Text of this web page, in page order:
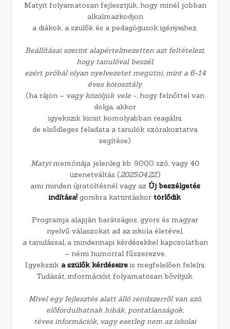
Matyit folyamatosan fejlesztjük, hogy minél jobban
alkalmazkodjon
a diákok, a szülők és a pedagógusok igényeihez.
Beállításai szerint alapértelmezetten azt feltételezi,
hogy tanulóval beszél,
ezért próbál olyan nyelvezetet megütni, mint a 6-14
éves korosztály.
(ha rájön – vagy közöljük vele -, hogy felnőttel van
dolga, akkor
igyekszik kicsit komolyabban reagálni,
de elsődleges feladata a tanulók szórakoztatva
segítése)
Matyi memóriája jelenleg kb. 9000 szó, vagy 40
üzenetváltás (2025.04.22.)
ami minden újratöltésnél vagy az Új beszélgetés
indítása!gombra kattintáskor törlődik.
Programja alapján barátságos, gyors és magyar
nyelvű válaszokat ad az iskola életével,
a tanulással, a mindennapi kérdésekkel kapcsolatban
– némi humorral fűszerezve.
Igyekszik a szülők kérdéseireis megfelelően felelni.
Tudását, információit folyamatosan bővítjük.
Mivel egy fejlesztés alatt álló rendszerről van szó,
előfordulhatnak hibák, pontatlanságok,
téves információk, vagy esetleg nem az iskolai